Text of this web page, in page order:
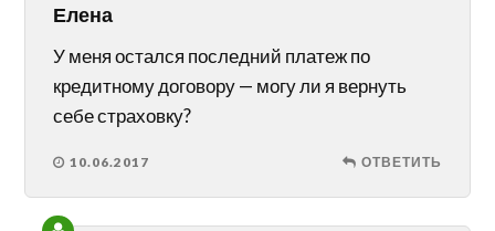
Елена
У меня остался последний платеж по
кредитному договору — могу ли я вернуть
себе страховку?
10.06.2017 ОТВЕТИТЬ